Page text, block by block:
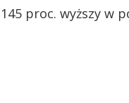
proc. wyższy w